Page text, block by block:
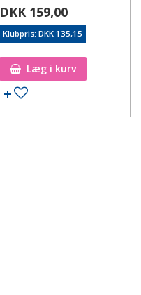
DKK 159,00
Klubpris: DKK 135,15
Læg i kurv